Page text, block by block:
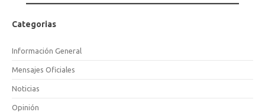
Categorias
Información General
Mensajes Oficiales
Noticias
Opinión